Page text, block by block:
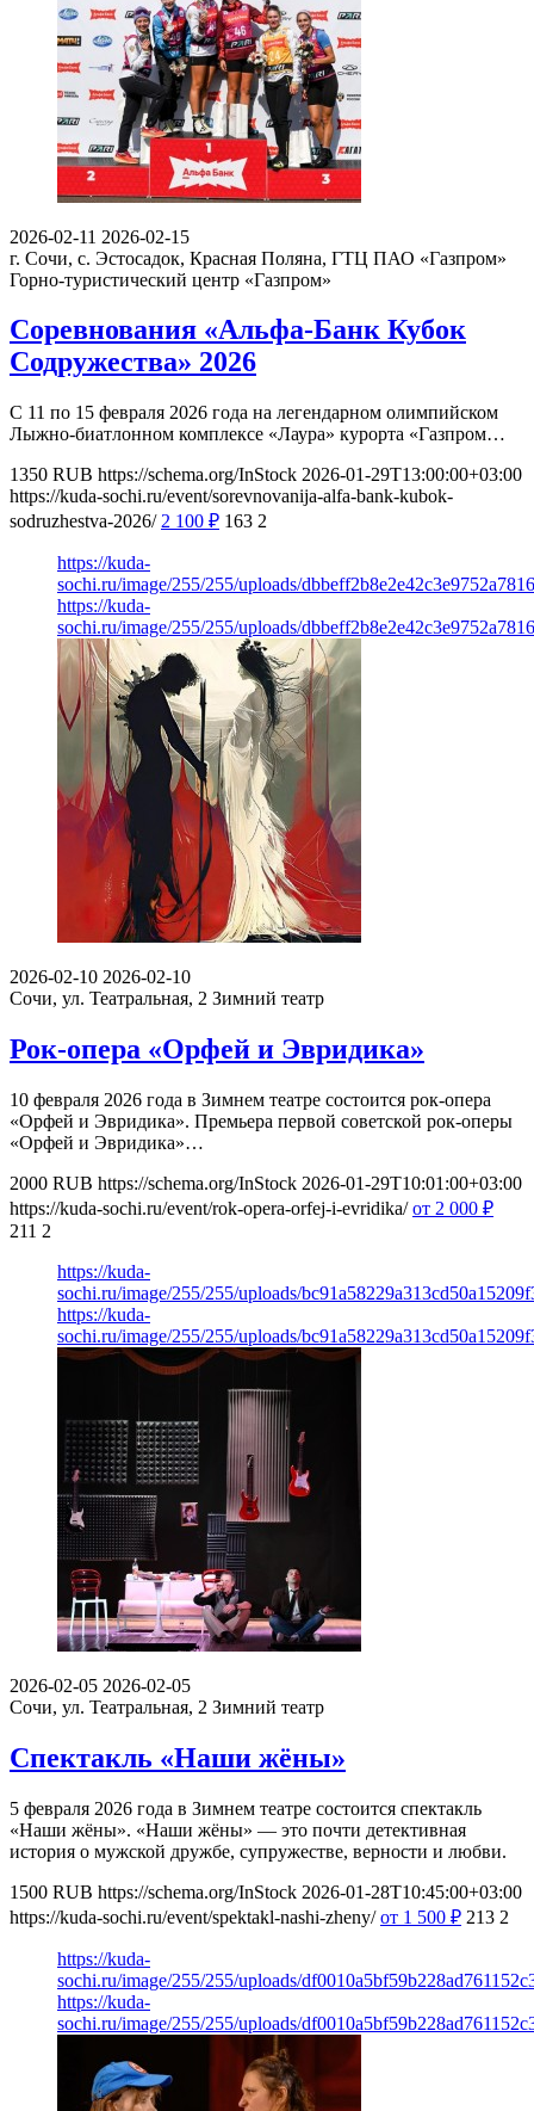
2026-02-11 2026-02-15
г. Сочи, с. Эстосадок, Красная Поляна, ГТЦ ПАО «Газпром»
Горно-туристический центр «Газпром»
Соревнования «Альфа-Банк Кубок
Содружества» 2026
С 11 по 15 февраля 2026 года на легендарном олимпийском
Лыжно-биатлонном комплексе «Лаура» курорта «Газпром…
1350 RUB https://schema.org/InStock 2026-01-29T13:00:00+03:00
https://kuda-sochi.ru/event/sorevnovanija-alfa-bank-kubok-
sodruzhestva-2026/ 2 100 ₽ 163 2
https://kuda-
sochi.ru/image/255/255/uploads/
https://kuda-
sochi.ru/image/255/255/uploads/
2026-02-10 2026-02-10
Сочи, ул. Театральная, 2 Зимний театр
Рок-опера «Орфей и Эвридика»
10 февраля 2026 года в Зимнем театре состоится рок-опера
«Орфей и Эвридика». Премьера первой советской рок-оперы
«Орфей и Эвридика»…
2000 RUB https://schema.org/InStock 2026-01-29T10:01:00+03:00
https://kuda-sochi.ru/event/rok-opera-orfej-i-evridika/ от 2 000 ₽
211 2
https://kuda-
sochi.ru/image/255/255/uploads/
https://kuda-
sochi.ru/image/255/255/uploads/
2026-02-05 2026-02-05
Сочи, ул. Театральная, 2 Зимний театр
Спектакль «Наши жёны»
5 февраля 2026 года в Зимнем театре состоится спектакль
«Наши жёны». «Наши жёны» — это почти детективная
история о мужской дружбе, супружестве, верности и любви.
1500 RUB https://schema.org/InStock 2026-01-28T10:45:00+03:00
https://kuda-sochi.ru/event/spektakl-nashi-zheny/ от 1 500 ₽ 213 2
https://kuda-
sochi.ru/image/255/255/uploads/
https://kuda-
sochi.ru/image/255/255/uploads/